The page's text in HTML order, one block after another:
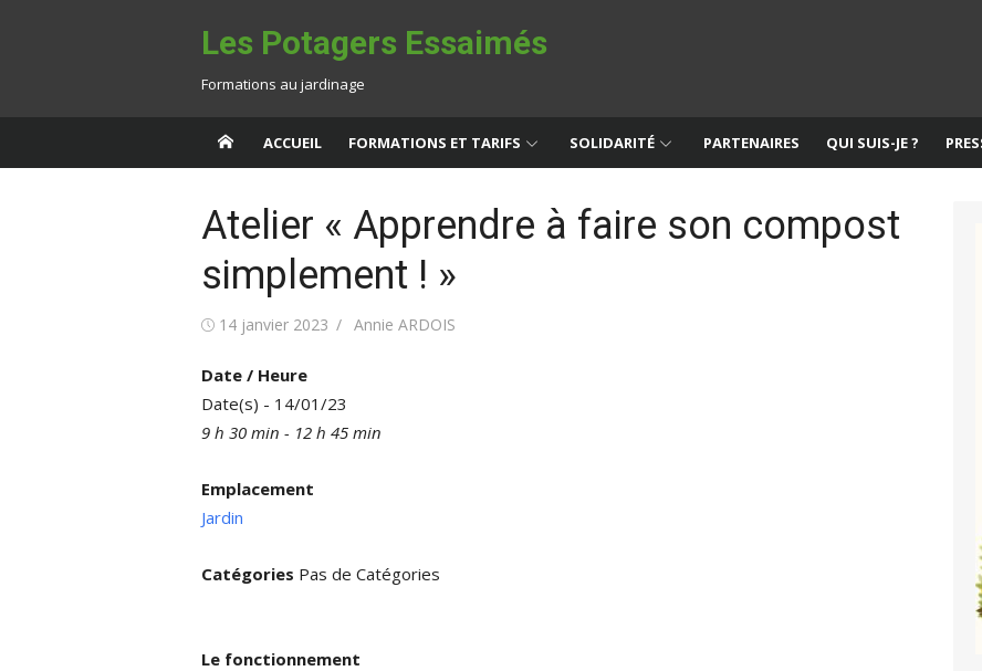
Les Potagers Essaimés
Formations au jardinage
ACCUEIL FORMATIONS ET TARIFS SOLIDARITÉ PARTENAIRES QUI SUIS-JE ?
Atelier « Apprendre à faire son compost
simplement ! »
Publié14 janvier 2023 Auteur/autrice
Annie ARDOIS
Date / Heure
Date(s) - 14/01/23
9 h 30 min - 12 h 45 min
Emplacement
Jardin
Catégories Pas de Catégories
Le fonctionnement